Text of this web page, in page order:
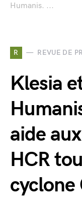
Humanis. ...
R REVUE DE
Klesia
aide
HCR
cyclone